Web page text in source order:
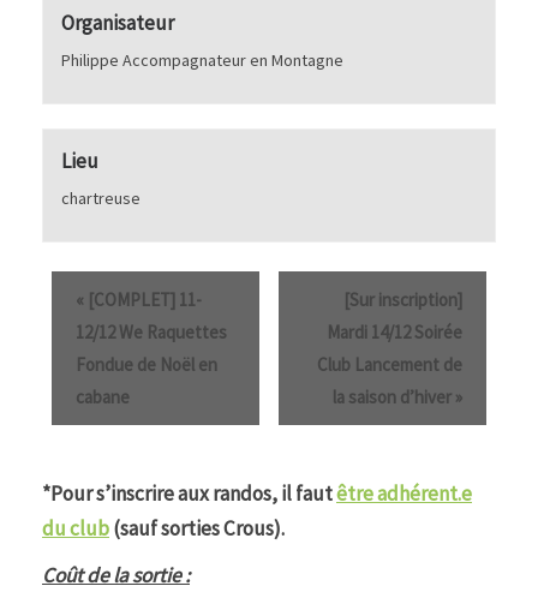
Organisateur
Philippe Accompagnateur en Montagne
Lieu
chartreuse
« [COMPLET] 11-
12/12 We Raquettes
Fondue de Noël en
cabane
[Sur inscription]
Mardi 14/12 Soirée
Club Lancement de
la saison d’hiver »
*Pour s’inscrire aux randos, il fautêtre adhérent.e
du club(sauf sorties Crous).
Coût de la sortie :